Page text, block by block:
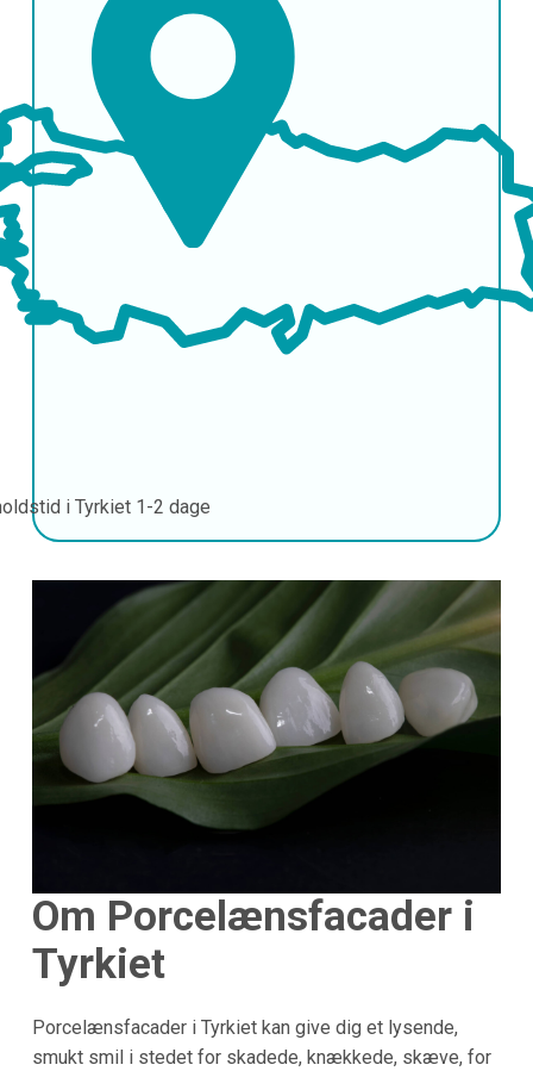
i Tyrkiet 1-2 dage
Om Porcelænsfacader i
Tyrkiet
Porcelænsfacader i Tyrkiet kan give dig et lysende,
smukt smil i stedet for skadede, knækkede, skæve, for